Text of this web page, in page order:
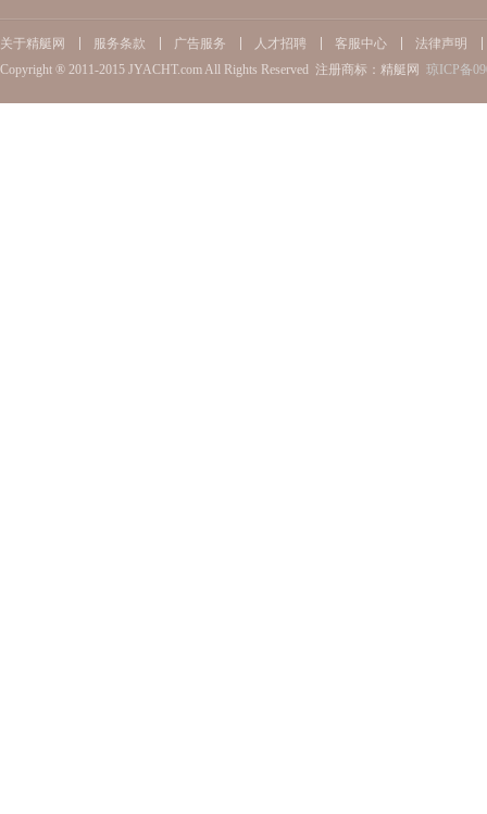
关于精艇网 服务条款 广告服务 人才招聘 客服中心
法律声明
Copyright ® 2011-2015 JYACHT.com All Rights Reserved 注册商标：精艇网 琼ICP备